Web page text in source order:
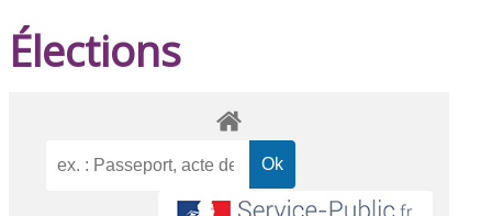
Élections